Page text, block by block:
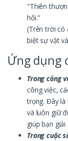
"Thiên
hối."
(Trên trời có
biệt sự vật
Ứng dụng
Trong công
công việc,
trọng. Đây là
và luôn giữ
giúp bạn
Trong cuộc